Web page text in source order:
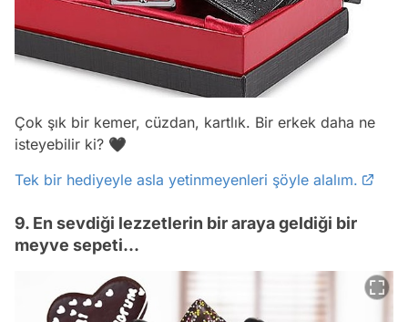
Çok şık bir kemer, cüzdan, kartlık. Bir erkek daha ne
isteyebilir ki? 🖤
Tek bir hediyeyle asla yetinmeyenleri şöyle alalım.
9. En sevdiği lezzetlerin bir araya geldiği bir
meyve sepeti...